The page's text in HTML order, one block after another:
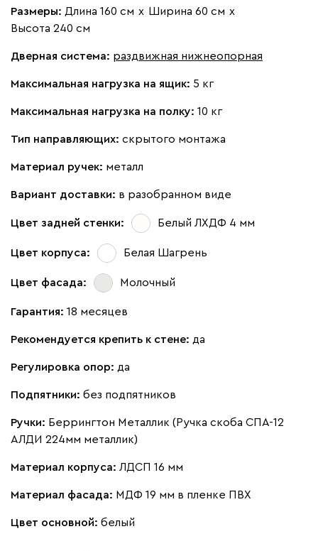
Размеры: Длина 160 см х Ширина 60 см х
Высота 240 см
Дверная система: раздвижная нижнеопорная
Максимальная нагрузка на ящик: 5 кг
Максимальная нагрузка на полку: 10 кг
Тип направляющих: скрытого монтажа
Материал ручек: металл
Вариант доставки: в разобранном виде
Цвет задней стенки: Белый ЛХДФ 4 мм
Цвет корпуса: Белая Шагрень
Цвет фасада: Молочный
Гарантия: 18 месяцев
Рекомендуется крепить к стене: да
Регулировка опор: да
Подпятники: без подпятников
Ручки: Беррингтон Металлик (Ручка скоба СПА-12
АЛДИ 224мм металлик)
Материал корпуса: ЛДСП 16 мм
Материал фасада: МДФ 19 мм в пленке ПВХ
Цвет основной: белый